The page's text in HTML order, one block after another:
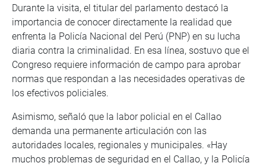
Durante la visita, el titular del parlamento destacó la
importancia de conocer directamente la realidad que
enfrenta la Policía Nacional del Perú (PNP) en su lucha
diaria contra la criminalidad. En esa línea, sostuvo que el
Congreso requiere información de campo para aprobar
normas que respondan a las necesidades operativas de
los efectivos policiales.
Asimismo, señaló que la labor policial en el Callao
demanda una permanente articulación con las
autoridades locales, regionales y municipales. «Hay
muchos problemas de seguridad en el Callao, y la Policía